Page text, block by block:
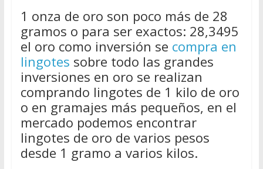
1 onza de oro son poco más de 28
gramos o para ser exactos: 28,3495
el oro como inversión se compra en
lingotes sobre todo las grandes
inversiones en oro se realizan
comprando lingotes de 1 kilo de oro
o en gramajes más pequeños, en el
mercado podemos encontrar
lingotes de oro de varios pesos
desde 1 gramo a varios kilos.